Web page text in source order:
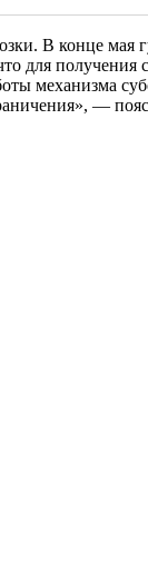
В конце мая
для получения
механизма
—